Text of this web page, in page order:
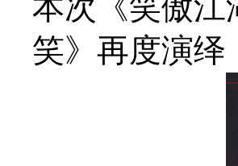
本次《笑傲江
笑》再度演绎